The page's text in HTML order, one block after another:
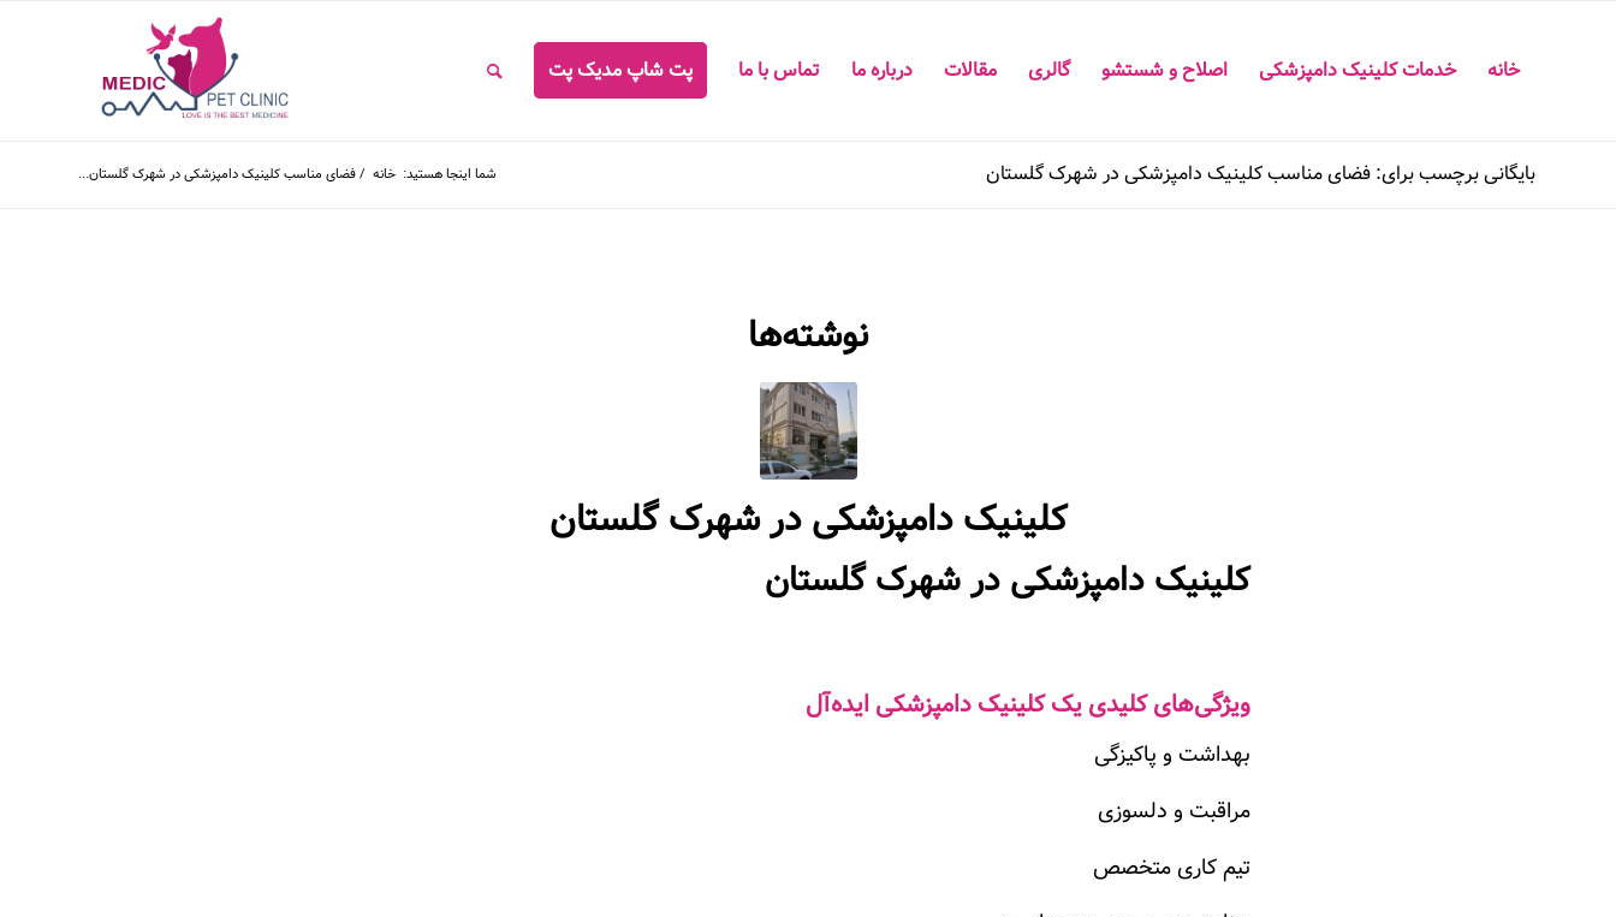
خانه خدمات کلینیک دامپزشکی اصلاح و شستشو گالری مقالات درباره ما تماس با ما پت شاپ مدیک پت
بایگانی برچسب برای: فضای مناسب کلینیک دامپزشکی در شهرک گلستان شما اینجا هستید: خانه /فضای مناسب کلینیک دامپزشکی در شهرک گلستان...
نوشته‌ها
کلینیک دامپزشکی در شهرک گلستان
کلینیک دامپزشکی در شهرک گلستان
ویژگی‌های کلیدی یک کلینیک دامپزشکی ایده‌آل
بهداشت و پاکیزگی
مراقبت و دلسوزی
تیم کاری متخصص